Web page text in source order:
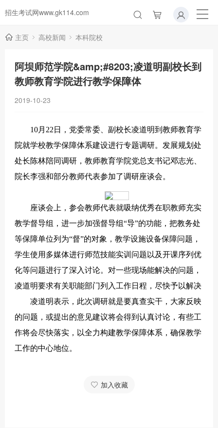
招生考试网www.gk114.com
主页 高校新闻 本科院校
阿坝师范学院&amp;#8203;凌道明副校长到
教师教育学院进行教学保障体
2019-10-23
10月22日，党委常委、副校长凌道明到教师教育学
院就学校教学保障体系建设进行专题调研。发展规划处
处长陈林陪同调研，教师教育学院党总支书记邓志光、
院长李强和部分教师代表参加了调研座谈会。
座谈会上，参会教师代表就吸纳优秀在职教师充实
教学督导组，进一步加强督导组“导”的功能，把教务处
等保障单位列为“督”的对象，教学设施设备保障问题，
学生使用多媒体进行师范技能实训问题以及开课序列优
化等问题进行了深入讨论。对一些现场能解决的问题，
凌道明要求有关职能部门列入工作日程，尽快予以解决
凌道明表示，此次调研就是要真查实干，大家反映
的问题，或提出的意见建议将会得到认真讨论，有些工
作将会尽快落实，以全力构建教学保障体系，确保教学
工作的中心地位。
加入收藏